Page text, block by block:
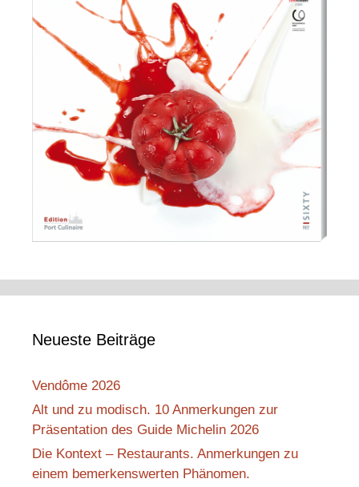
Neueste Beiträge
Vendôme 2026
Alt und zu modisch. 10 Anmerkungen zur
Präsentation des Guide Michelin 2026
Die Kontext – Restaurants. Anmerkungen zu
einem bemerkenswerten Phänomen.